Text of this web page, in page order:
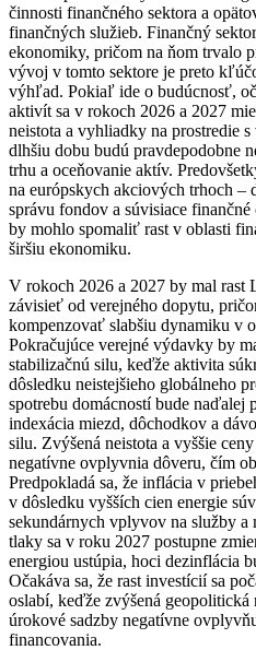
činnosti finančného sektora a
finančných služieb. Finančný
ekonomiky, pričom na ňom trvalo
vývoj v tomto sektore je preto
výhľad. Pokiaľ ide o budúcnosť,
aktivít sa v rokoch 2026 a 2027
neistota a vyhliadky na prostredie
dlhšiu dobu budú pravdepodobne
trhu a oceňovanie aktív.
na európskych akciových trhoch –
správu fondov a súvisiace
by mohlo spomaliť rast v oblasti
širšiu ekonomiku.
V rokoch 2026 a 2027 by mal rast
závisieť od verejného dopytu,
kompenzovať slabšiu dynamiku v
Pokračujúce verejné výdavky by
stabilizačnú silu, keďže aktivita
dôsledku neistejšieho globálneho
spotrebu domácností bude naďalej
indexácia miezd, dôchodkov a
silu. Zvýšená neistota a vyššie
negatívne ovplyvnia dôveru, čím
Predpokladá sa, že inflácia v
v dôsledku vyšších cien energie
sekundárnych vplyvov na služby a
tlaky sa v roku 2027 postupne
energiou ustúpia, hoci dezinflácia
Očakáva sa, že rast investícií sa
oslabí, keďže zvýšená geopolitická
úrokové sadzby negatívne
financovania.